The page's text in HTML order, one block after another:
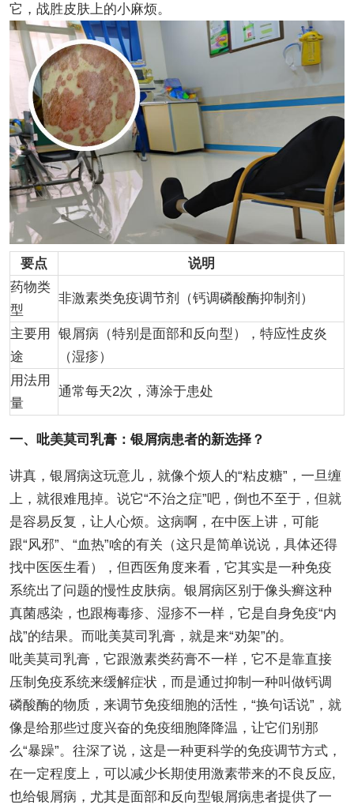
它，战胜皮肤上的小麻烦。
要点
说明
药物类
型
非激素类免疫调节剂（钙调磷酸酶抑制剂）
主要用
途
银屑病（特别是面部和反向型），特应性皮炎
（湿疹）
用法用
量
通常每天2次，薄涂于患处
一、吡美莫司乳膏：银屑病患者的新选择？
讲真，银屑病这玩意儿，就像个烦人的“粘皮糖”，一旦缠
上，就很难甩掉。说它“不治之症”吧，倒也不至于，但就
是容易反复，让人心烦。这病啊，在中医上讲，可能
跟“风邪”、“血热”啥的有关（这只是简单说说，具体还得
找中医医生看），但西医角度来看，它其实是一种免疫
系统出了问题的慢性皮肤病。银屑病区别于像头癣这种
真菌感染，也跟梅毒疹、湿疹不一样，它是自身免疫“内
战”的结果。而吡美莫司乳膏，就是来“劝架”的。
吡美莫司乳膏，它跟激素类药膏不一样，它不是靠直接
压制免疫系统来缓解症状，而是通过抑制一种叫做钙调
磷酸酶的物质，来调节免疫细胞的活性，“换句话说”，就
像是给那些过度兴奋的免疫细胞降降温，让它们别那
么“暴躁”。往深了说，这是一种更科学的免疫调节方式，
在一定程度上，可以减少长期使用激素带来的不良反应,
也给银屑病，尤其是面部和反向型银屑病患者提供了一